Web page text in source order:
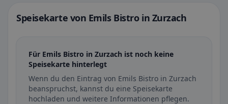
Speisekarte von Emils Bistro in Zurzach
Für Emils Bistro in Zurzach ist noch keine
Speisekarte hinterlegt
Wenn du den Eintrag von Emils Bistro in Zurzach
beanspruchst, kannst du eine Speisekarte
hochladen und weitere Informationen pflegen.